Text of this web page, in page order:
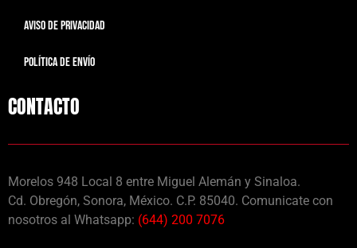
AVISO DE PRIVACIDAD
POLÍTICA DE ENVÍO
CONTACTO
Morelos 948 Local 8 entre Miguel Alemán y Sinaloa.
Cd. Obregón, Sonora, México. C.P. 85040. Comunicate con
nosotros al Whatsapp: (644) 200 7076